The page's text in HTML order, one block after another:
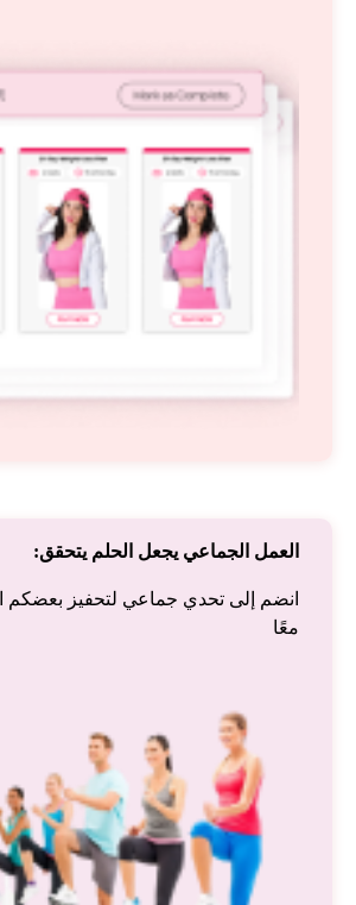
العمل الجماعي يجعل الحلم يتحقق:
انضم إلى تحدي جماعي لتحفيز بعضكم
معًا